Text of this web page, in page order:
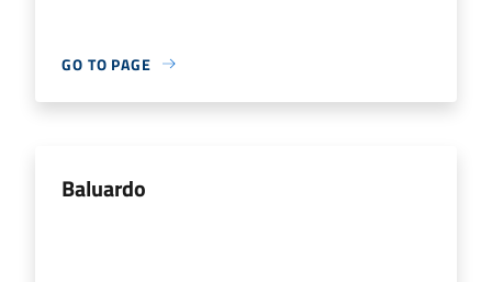
GO TO PAGE
Baluardo